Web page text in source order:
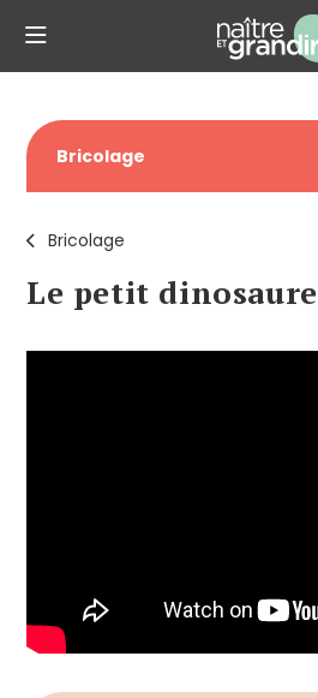
Bricolage
Le petit dinosaure
Bricolage